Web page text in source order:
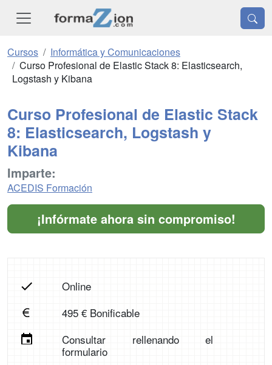
Cursos
Informática y Comunicaciones
Curso Profesional de Elastic Stack 8: Elasticsearch,
Logstash y Kibana
Curso Profesional de Elastic Stack
8: Elasticsearch, Logstash y
Kibana
Imparte:
ACEDIS Formación
¡Infórmate ahora sin compromiso!
Online
495 € Bonificable
Consultar rellenando el
formulario